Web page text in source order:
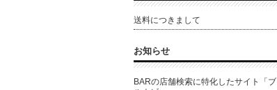
送料につきまして
お知らせ
BARの店舗検索に特化したサイト「ブ